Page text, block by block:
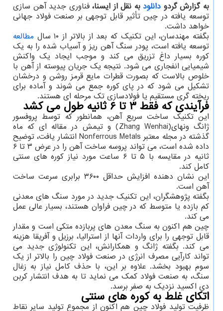
به گزارش گردو دانلودبه نقل از ایسنا،فناوری جدید آهن سازی
توسعه یافته در چین تأثیر قابل توجهی بر صنعت فولاد جهانی
خواهد داشت.
بگفته مهندسان، این تکنیک که بعد از بالاتر از ۱۰ سال
مطالعه
توسعه یافته است، پودر سنگ آهن ریز و آسیاب شده را به یک
کوره بسیار داغ تزریق می کند و موجب ایجاد یک واکنش
شیمیایی انفجاری می شود. نتیجه یک جریان پیوسته از آهن با
خلوص بالاست که بصورت قطرات مایع قرمز روشن و درخشان
تشکیل می شود که در پای کوره جمع می شوند و آماده برای
ریخته گری مستقیم یا فولادسازی تک مرحله ای هستند.
فرآیندی که فقط ۳ تا ۶ ثانیه طول می کشد
این تکنیک ساخت سریع آهن، همانطور که توسط پروفسور
ژانگ ونهای(Zhang Wenhai) و تیمش در مقاله ای که ماه
گذشته در مجله معتبر Nonferrous Metals انتشار یافت، توضیح
داده شده است، می تواند پروسه ساخت آهن را در عرض ۳ تا ۶
ثانیه در مقایسه با ۵ تا ۶ ساعت مورد نیاز کوره های سنتی
کامل کند.
این نشان دهنده افزایش حداقل ۳۶۰۰ برابری سرعت ساخت
آهن است.
بگفته پژوهشگران، این تکنیک جدید در مورد سنگ های معدنی
کم بازده یا متوسط ​​که در چین فراوان هستند، بسیار عالی عمل
می کند.
چین هم اکنون به سنگ معدن های پربازده متکی است و مقدار
قابل توجهی را برای واردات آنها از استرالیا، برزیل و آفریقا هزینه
می کند. بگفته ژانگ و همکارانش، این تکنولوژی جدید می
تواند کارآیی مصرف انرژی در صنعت فولاد چین را بالاتر از یک
سوم بهبود بخشد. علاوه بر این، با حذف کامل نیاز به زغال
سنگ، به صنعت فولاد کمک می نماید تا به هدف انتشار کربن
دی اکسید نزدیک به صفر برسد.
اتکای غلط به کوره های سنتی
ظرفیت تولید فولاد چین هم اکنون از مجموع تولید سایر نقاط